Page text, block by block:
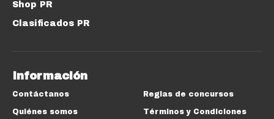
Shop PR
Clasificados PR
Información
Contáctanos
Quiénes somos
Reglas de concursos
Términos y Condiciones